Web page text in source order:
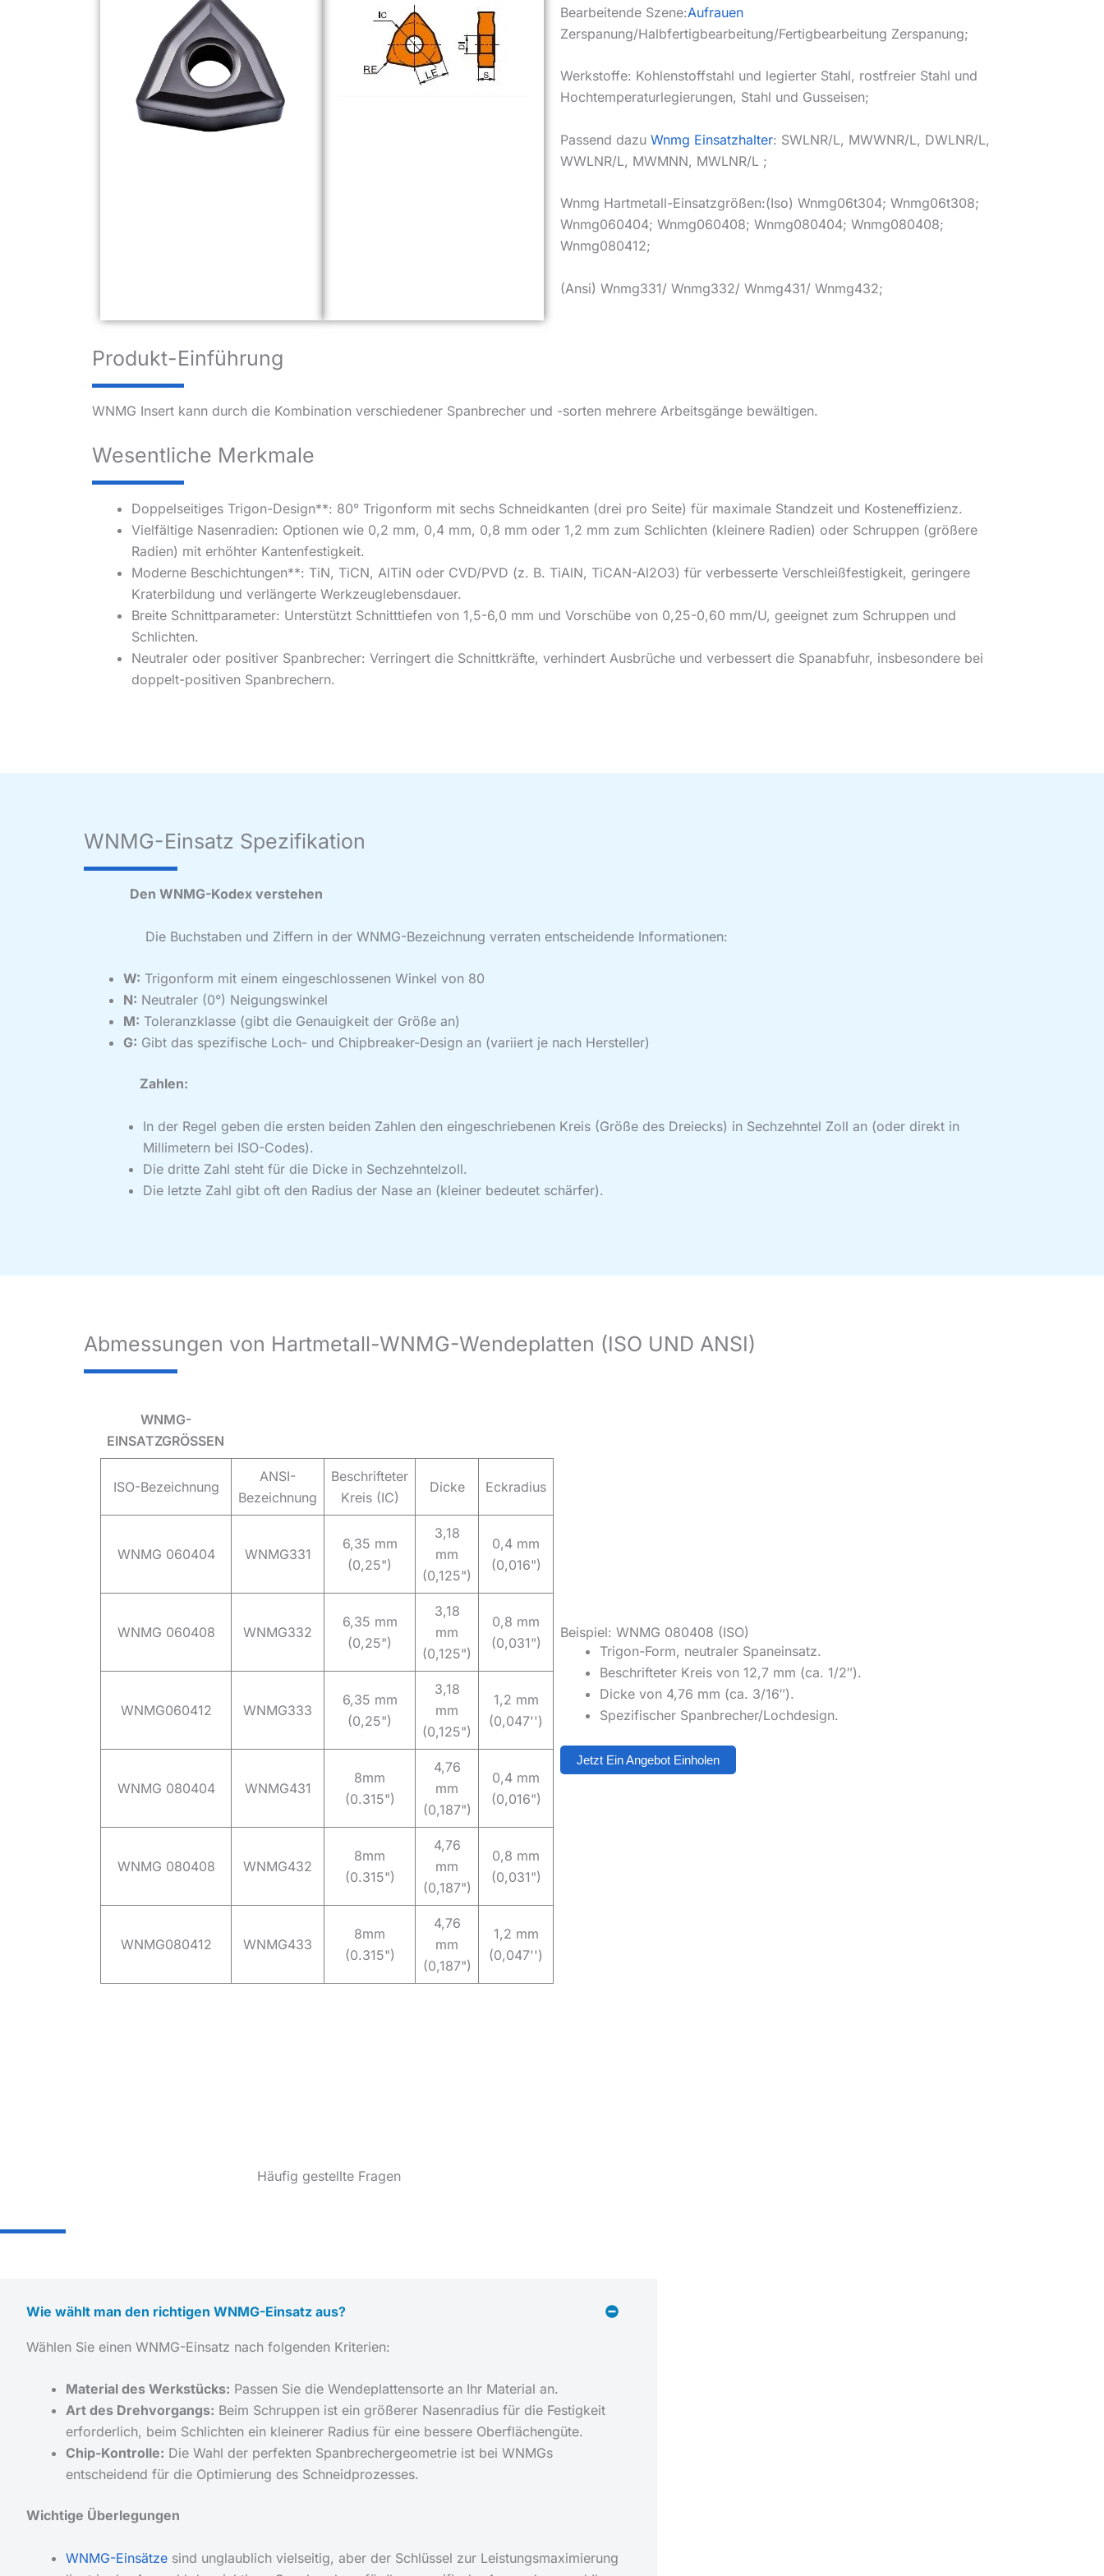
Bearbeitende Szene:Aufrauen
Zerspanung/Halbfertigbearbeitung/Fertigbearbeitung Zerspanung;
Werkstoffe: Kohlenstoffstahl und legierter Stahl, rostfreier Stahl und
Hochtemperaturlegierungen, Stahl und Gusseisen;
Passend dazu Wnmg Einsatzhalter: SWLNR/L, MWWNR/L, DWLNR/L,
WWLNR/L, MWMNN, MWLNR/L ;
Wnmg Hartmetall-Einsatzgrößen:(Iso) Wnmg06t304; Wnmg06t308;
Wnmg060404; Wnmg060408; Wnmg080404; Wnmg080408;
Wnmg080412;
(Ansi) Wnmg331/ Wnmg332/ Wnmg431/ Wnmg432;
Produkt-Einführung
WNMG Insert kann durch die Kombination verschiedener Spanbrecher und -sorten mehrere Arbeitsgänge bewältigen.
Wesentliche Merkmale
Doppelseitiges Trigon-Design**: 80° Trigonform mit sechs Schneidkanten (drei pro Seite) für maximale Standzeit und Kosteneffizienz.
Vielfältige Nasenradien: Optionen wie 0,2 mm, 0,4 mm, 0,8 mm oder 1,2 mm zum Schlichten (kleinere Radien) oder Schruppen (größere
Radien) mit erhöhter Kantenfestigkeit.
Moderne Beschichtungen**: TiN, TiCN, AlTiN oder CVD/PVD (z. B. TiAlN, TiCAN-Al2O3) für verbesserte Verschleißfestigkeit, geringere
Kraterbildung und verlängerte Werkzeuglebensdauer.
Breite Schnittparameter: Unterstützt Schnitttiefen von 1,5-6,0 mm und Vorschübe von 0,25-0,60 mm/U, geeignet zum Schruppen und
Schlichten.
Neutraler oder positiver Spanbrecher: Verringert die Schnittkräfte, verhindert Ausbrüche und verbessert die Spanabfuhr, insbesondere bei
doppelt-positiven Spanbrechern.
WNMG-Einsatz Spezifikation
Den WNMG-Kodex verstehen
Die Buchstaben und Ziffern in der WNMG-Bezeichnung verraten entscheidende Informationen:
W: Trigonform mit einem eingeschlossenen Winkel von 80
N: Neutraler (0°) Neigungswinkel
M: Toleranzklasse (gibt die Genauigkeit der Größe an)
G: Gibt das spezifische Loch- und Chipbreaker-Design an (variiert je nach Hersteller)
Zahlen:
In der Regel geben die ersten beiden Zahlen den eingeschriebenen Kreis (Größe des Dreiecks) in Sechzehntel Zoll an (oder direkt in
Millimetern bei ISO-Codes).
Die dritte Zahl steht für die Dicke in Sechzehntelzoll.
Die letzte Zahl gibt oft den Radius der Nase an (kleiner bedeutet schärfer).
Abmessungen von Hartmetall-WNMG-Wendeplatten (ISO UND ANSI)
WNMG-
EINSATZGRÖSSEN
ISO-Bezeichnung
ANSI-
Bezeichnung
Beschrifteter
Kreis (IC)
Dicke Eckradius
WNMG 060404 WNMG331
6,35 mm
(0,25")
3,18
mm
(0,125")
0,4 mm
(0,016")
WNMG 060408 WNMG332
6,35 mm
(0,25")
3,18
mm
(0,125")
0,8 mm
(0,031")
WNMG060412 WNMG333
6,35 mm
(0,25")
3,18
mm
(0,125")
1,2 mm
(0,047'')
WNMG 080404 WNMG431
8mm
(0.315")
4,76
mm
(0,187")
0,4 mm
(0,016")
WNMG 080408 WNMG432
8mm
(0.315")
4,76
mm
(0,187")
0,8 mm
(0,031")
WNMG080412 WNMG433
8mm
(0.315")
4,76
mm
(0,187")
1,2 mm
(0,047'')
Beispiel: WNMG 080408 (ISO)
Trigon-Form, neutraler Spaneinsatz.
Beschrifteter Kreis von 12,7 mm (ca. 1/2″).
Dicke von 4,76 mm (ca. 3/16″).
Spezifischer Spanbrecher/Lochdesign.
Jetzt Ein Angebot Einholen
Häufig gestellte Fragen
Wie wählt man den richtigen WNMG-Einsatz aus?
Wählen Sie einen WNMG-Einsatz nach folgenden Kriterien:
Material des Werkstücks: Passen Sie die Wendeplattensorte an Ihr Material an.
Art des Drehvorgangs: Beim Schruppen ist ein größerer Nasenradius für die Festigkeit
erforderlich, beim Schlichten ein kleinerer Radius für eine bessere Oberflächengüte.
Chip-Kontrolle: Die Wahl der perfekten Spanbrechergeometrie ist bei WNMGs
entscheidend für die Optimierung des Schneidprozesses.
Wichtige Überlegungen
WNMG-Einsätze sind unglaublich vielseitig, aber der Schlüssel zur Leistungsmaximierung